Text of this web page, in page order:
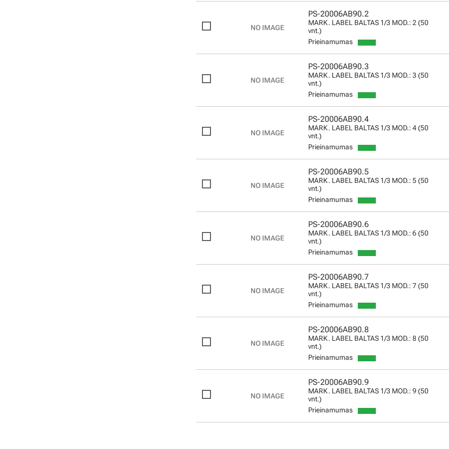
PS-20006AB90.2
MARK. LABEL BALTAS 1/3 MOD.: 2 (50
vnt.)
Prieinamumas
PS-20006AB90.3
MARK. LABEL BALTAS 1/3 MOD.: 3 (50
vnt.)
Prieinamumas
PS-20006AB90.4
MARK. LABEL BALTAS 1/3 MOD.: 4 (50
vnt.)
Prieinamumas
PS-20006AB90.5
MARK. LABEL BALTAS 1/3 MOD.: 5 (50
vnt.)
Prieinamumas
PS-20006AB90.6
MARK. LABEL BALTAS 1/3 MOD.: 6 (50
vnt.)
Prieinamumas
PS-20006AB90.7
MARK. LABEL BALTAS 1/3 MOD.: 7 (50
vnt.)
Prieinamumas
PS-20006AB90.8
MARK. LABEL BALTAS 1/3 MOD.: 8 (50
vnt.)
Prieinamumas
PS-20006AB90.9
MARK. LABEL BALTAS 1/3 MOD.: 9 (50
vnt.)
Prieinamumas